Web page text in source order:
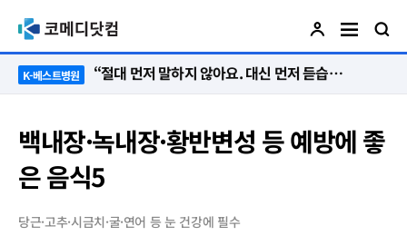
K-베스트병원 “절대 먼저 말하지 않아요. 대신 먼저 듣습니다”
백내장·녹내장·황반변성 등 예방에 좋
은 음식5
당근·고추·시금치·굴·연어 등 눈 건강에 필수